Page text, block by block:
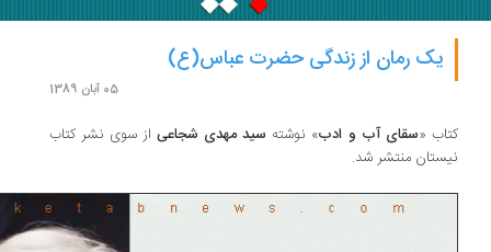
یک رمان از زندگی حضرت عباس(ع)
سقای آب و ادب » نوشته سید مهدی شجاعیاز سوی نشر کتاب
منتشر شد.